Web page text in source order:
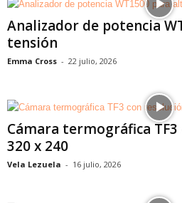
Analizador de potencia
tensión
Emma Cross - 22 julio, 2026
Cámara termográfica
320 x 240
Vela Lezuela - 16 julio, 2026